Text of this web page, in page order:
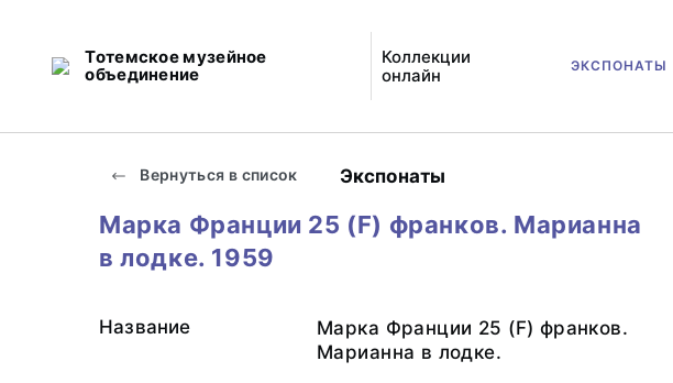
Тотемское музейное
объединение
Коллекции
онлайн
ЭКСПОНАТЫ
Вернуться в список Экспонаты
Марка Франции 25 (F) франков. Марианна
в лодке. 1959
Название
Марка Франции 25 (F) франков.
Марианна в лодке.